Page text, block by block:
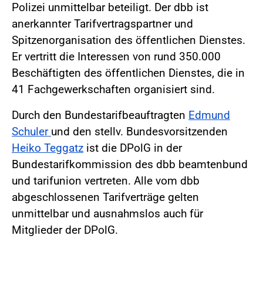
Polizei unmittelbar beteiligt. Der dbb ist
anerkannter Tarifvertragspartner und
Spitzenorganisation des öffentlichen Dienstes.
Er vertritt die Interessen von rund 350.000
Beschäftigten des öffentlichen Dienstes, die in
41 Fachgewerkschaften organisiert sind.
Durch den Bundestarifbeauftragten Edmund
Schuler und den stellv. Bundesvorsitzenden
Heiko Teggatz ist die DPolG in der
Bundestarifkommission des dbb beamtenbund
und tarifunion vertreten. Alle vom dbb
abgeschlossenen Tarifverträge gelten
unmittelbar und ausnahmslos auch für
Mitglieder der DPolG.